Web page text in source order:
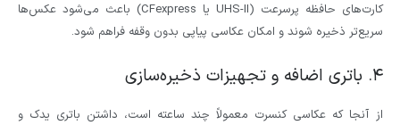
کارت‌های حافظه پرسرعت (UHS-II یا CFexpress) باعث می‌شود عکس‌ها
سریع‌تر ذخیره شوند و امکان عکاسی پیاپی بدون وقفه فراهم شود.
۴. باتری اضافه و تجهیزات ذخیره‌سازی
از آنجا که عکاسی کنسرت معمولاً چند ساعته است، داشتن باتری یدک و